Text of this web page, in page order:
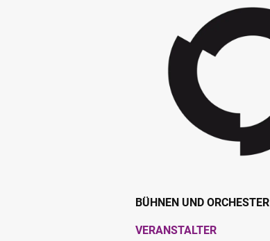
BÜHNEN UND ORCHESTER
VERANSTALTER